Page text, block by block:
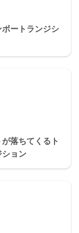
ボートランジシ
落ちてくるト
ション